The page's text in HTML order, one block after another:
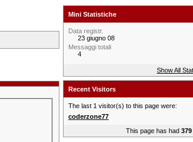
Mini Statistiche
Data registr.
23 giugno 08
Messaggi totali
4
Show All
Recent Visitors
The last 1 visitor(s) to this page were:
coderzone77
This page has had 379